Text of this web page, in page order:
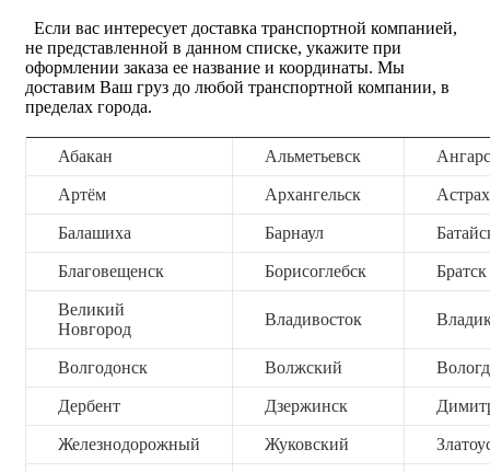
Если вас интересует доставка транспортной компанией,
не представленной в данном списке, укажите при
оформлении заказа ее название и координаты. Мы
доставим Ваш груз до любой транспортной компании, в
пределах города.
Абакан Альметьевск
Артём Архангельск
Балашиха Барнаул
Благовещенск Борисоглебск Братск
Великий
Новгород
Владивосток
Волгодонск Волжский
Дербент Дзержинск
Железнодорожный Жуковский